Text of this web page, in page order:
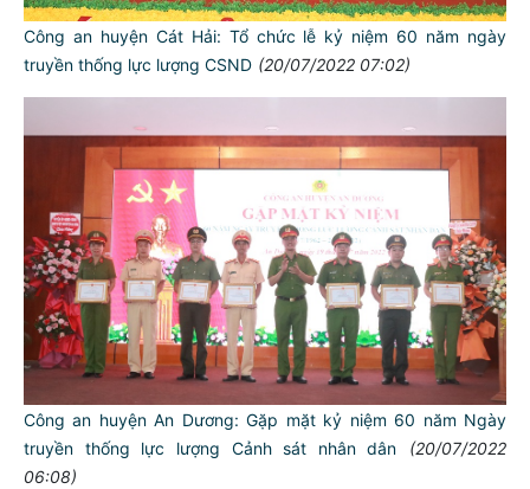
Công an huyện Cát Hải: Tổ chức lễ kỷ niệm 60 năm ngày
truyền thống lực lượng CSND (20/07/2022 07:02)
Công an huyện An Dương: Gặp mặt kỷ niệm 60 năm Ngày
truyền thống lực lượng Cảnh sát nhân dân
(20/07/2022
06:08)